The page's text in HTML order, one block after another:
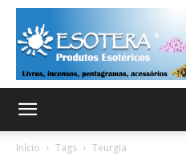
Início Tags Teurgia